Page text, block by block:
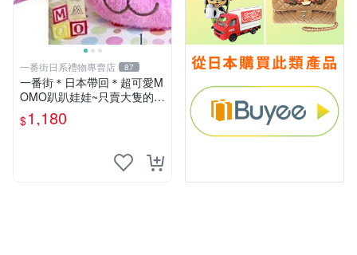
一番街日系禮物專賣店 87
一番街＊日本帶回＊超可愛M
OMO趴趴娃娃~只賣大隻的1
號~單隻價～生日禮物
$1,180